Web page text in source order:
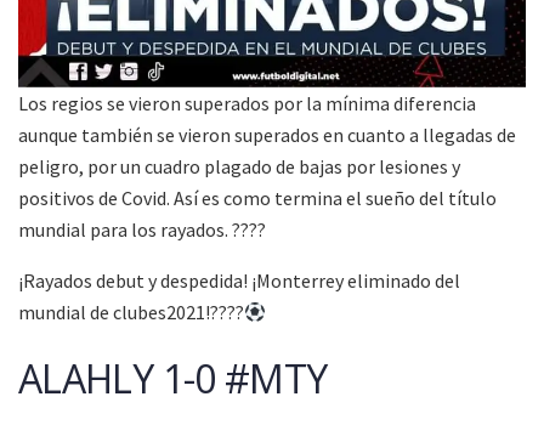
Los regios se vieron superados por la mínima diferencia
aunque también se vieron superados en cuanto a llegadas de
peligro, por un cuadro plagado de bajas por lesiones y
positivos de Covid. Así es como termina el sueño del título
mundial para los rayados. ????
¡Rayados debut y despedida! ¡Monterrey eliminado del
mundial de clubes2021!????
ALAHLY 1-0 #MTY